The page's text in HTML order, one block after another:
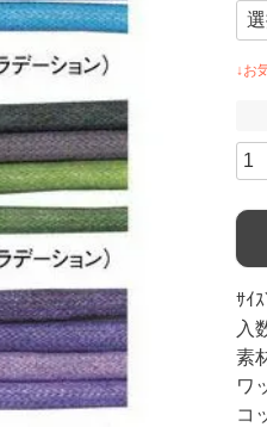
ｻｲ
入
素
ワ
コ